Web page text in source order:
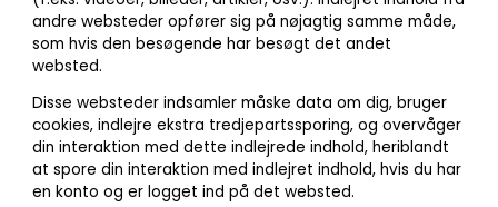
andre websteder opfører sig på nøjagtig samme måde,
som hvis den besøgende har besøgt det andet
websted.
Disse websteder indsamler måske data om dig, bruger
cookies, indlejre ekstra tredjepartssporing, og overvåger
din interaktion med dette indlejrede indhold, heriblandt
at spore din interaktion med indlejret indhold, hvis du har
en konto og er logget ind på det websted.